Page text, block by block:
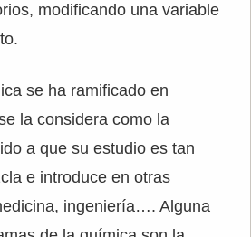
modificando una variable
se ha ramificado en
la considera como la
a que su estudio es tan
e introduce en otras
ingeniería…. Alguna